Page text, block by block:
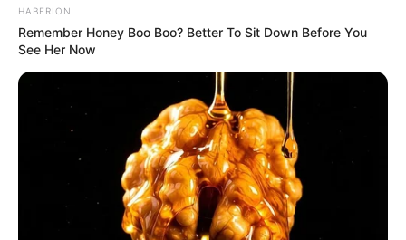
Bikin Ngakak, 10 Potret
Cosplay Murah Pakai Bahan
HABERION
Remember Honey Boo Boo? Better To Sit Down Before You
See Her Now